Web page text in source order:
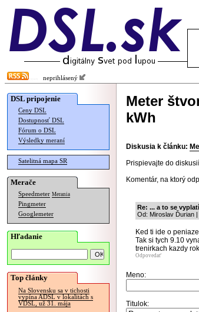
neprihlásený
DSL pripojenie
Ceny DSL
Dostupnosť DSL
Fórum o DSL
Výsledky meraní
Satelitná mapa SR
Merače
Speedmeter Merania
Pingmeter
Googlemeter
Hľadanie
Top články
Na Slovensku sa v tichosti
vypína ADSL v lokalitách s
VDSL, už 31. mája
Meter
kWh
Diskusia k článku:
Prispievajte do
Komentár, na ktorý
Re: ... a to se
Od: Miroslav Ďurian
Ked ti ide o
Tak si tych 9.10
trenirkach kazdy
Odpovedať
Meno:
Titulok: